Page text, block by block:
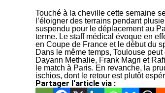
Touché à la cheville cette semaine
l’éloigner des terrains pendant
suspendu pour le déplacement au
terme. Le staff médical évoque en
en Coupe de France et le début du
Dans le même temps, Toulouse
Dayann Methalie, Frank Magri et
le match à Paris. En revanche, la
ischios, dont le retour est plutôt
Partager l'article via :